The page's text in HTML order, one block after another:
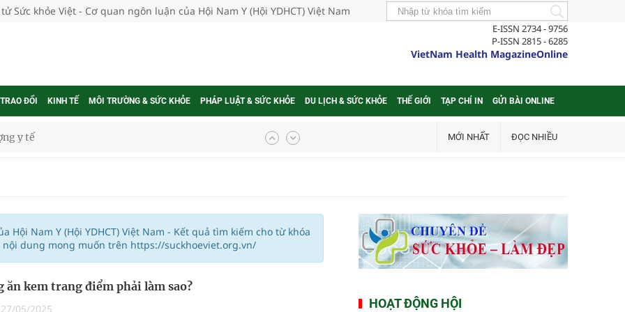
Sức khỏe Việt - Cơ quan ngôn luận của Hội Nam Y (Hội YDHCT) Việt Nam
E-ISSN 2734 - 9756
P-ISSN 2815 - 6285
VietNam Health MagazineOnline
ĐỔI KINH TẾ MÔI TRƯỜNG & SỨC KHỎE PHÁP LUẬT & SỨC KHỎE DU LỊCH & SỨC KHỎE THẾ GIỚI TẠP CHÍ IN GỬI BÀI ONLINE
y tế
Phú Thạnh
phụ nữ mỗi năm
MỚI NHẤT ĐỌC NHIỀU
Hội Nam Y (Hội YDHCT) Việt Nam - Kết quả tìm kiếm cho từ khóa
dung mong muốn trên https://suckhoeviet.org.vn/
ăn kem trang điểm phải làm sao?
27/05/2025
HOẠT ĐỘNG HỘI